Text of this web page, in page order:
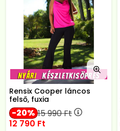
Rensix Cooper láncos
felső, fuxia
20 15 990Ft
12 790 Ft